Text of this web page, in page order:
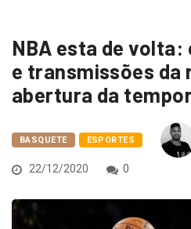
NBA esta de
e transmissões da
abertura da
BASQUETE ESPORTES
22/12/2020 0